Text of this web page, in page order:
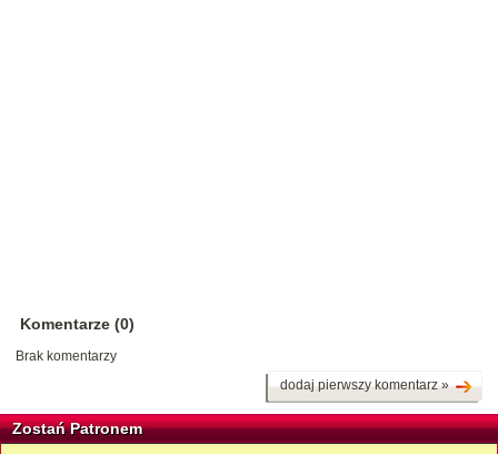
Komentarze (0)
Brak komentarzy
dodaj pierwszy komentarz »
Zostań Patronem